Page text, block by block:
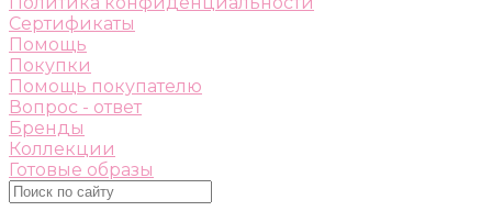
Сертификаты
Помощь
Покупки
Помощь покупателю
Вопрос - ответ
Бренды
Коллекции
Готовые образы